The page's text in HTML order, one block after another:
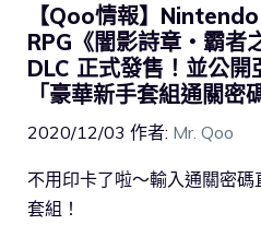
【Qoo情報】
RPG《闇影詩章‧霸者
DLC 正式發售！並公開
「豪華新手套組通關密
2020/12/03 作者: Mr. Qoo
不用印卡了啦～輸入通關密
套組！